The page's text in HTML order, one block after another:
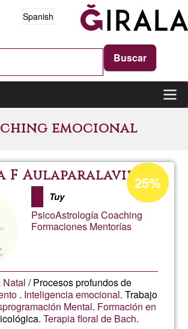
Spanish
emocional
F Aulaparalavida
Tuy
PsicoAstrología Coaching
Formaciones Mentorías
Natal / Procesos profundos de
. Inteligencia emocional. Trabajo
Mental. Formación en
Terapia floral de Bach.
Porcentaje
de
aceptación
de
25%